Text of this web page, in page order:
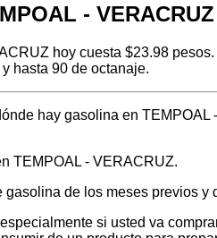
- VERACRUZ
hoy cuesta $23.98
hasta 90 de octanaje.
hay gasolina en
TEMPOAL - VERACRUZ.
de los meses previos
si usted va